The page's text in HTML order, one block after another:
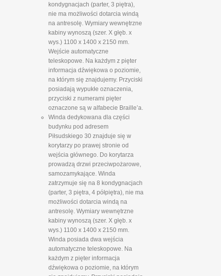
kondygnacjach (parter, 3 piętra),
nie ma możliwości dotarcia windą
na antresolę. Wymiary wewnętrzne
kabiny wynoszą (szer. X głęb. x
wys.) 1100 x 1400 x 2150 mm.
Wejście automatyczne
teleskopowe. Na każdym z pięter
informacja dźwiękowa o poziomie,
na którym się znajdujemy. Przyciski
posiadają wypukłe oznaczenia,
przyciski z numerami pięter
oznaczone są w alfabecie Braille’a.
Winda dedykowana dla części
budynku pod adresem
Piłsudskiego 30 znajduje się w
korytarzy po prawej stronie od
wejścia głównego. Do korytarza
prowadzą drzwi przeciwpożarowe,
samozamykające. Winda
zatrzymuje się na 8 kondygnacjach
(parter, 3 piętra, 4 półpiętra), nie ma
możliwości dotarcia windą na
antresolę. Wymiary wewnętrzne
kabiny wynoszą (szer. X głęb. x
wys.) 1100 x 1400 x 2150 mm.
Winda posiada dwa wejścia
automatyczne teleskopowe. Na
każdym z pięter informacja
dźwiękowa o poziomie, na którym